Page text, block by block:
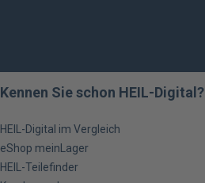
Kennen Sie schon HEIL-Digital?
HEIL-Digital im Vergleich
eShop meinLager
HEIL-Teilefinder